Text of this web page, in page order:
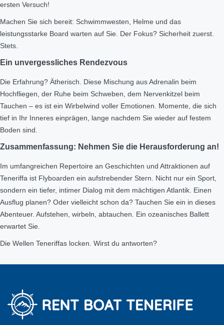
ersten Versuch!
Machen Sie sich bereit: Schwimmwesten, Helme und das
leistungsstarke Board warten auf Sie. Der Fokus? Sicherheit zuerst.
Stets.
Ein unvergessliches Rendezvous
Die Erfahrung? Ätherisch. Diese Mischung aus Adrenalin beim
Hochfliegen, der Ruhe beim Schweben, dem Nervenkitzel beim
Tauchen – es ist ein Wirbelwind voller Emotionen. Momente, die sich
tief in Ihr Inneres einprägen, lange nachdem Sie wieder auf festem
Boden sind.
Zusammenfassung: Nehmen Sie die Herausforderung an!
Im umfangreichen Repertoire an Geschichten und Attraktionen auf
Teneriffa ist Flyboarden ein aufstrebender Stern. Nicht nur ein Sport,
sondern ein tiefer, intimer Dialog mit dem mächtigen Atlantik. Einen
Ausflug planen? Oder vielleicht schon da? Tauchen Sie ein in dieses
Abenteuer. Aufstehen, wirbeln, abtauchen. Ein ozeanisches Ballett
erwartet Sie.
Die Wellen Teneriffas locken. Wirst du antworten?